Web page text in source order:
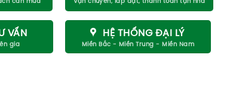
VẤN HỆ THỐNG ĐẠI LÝ